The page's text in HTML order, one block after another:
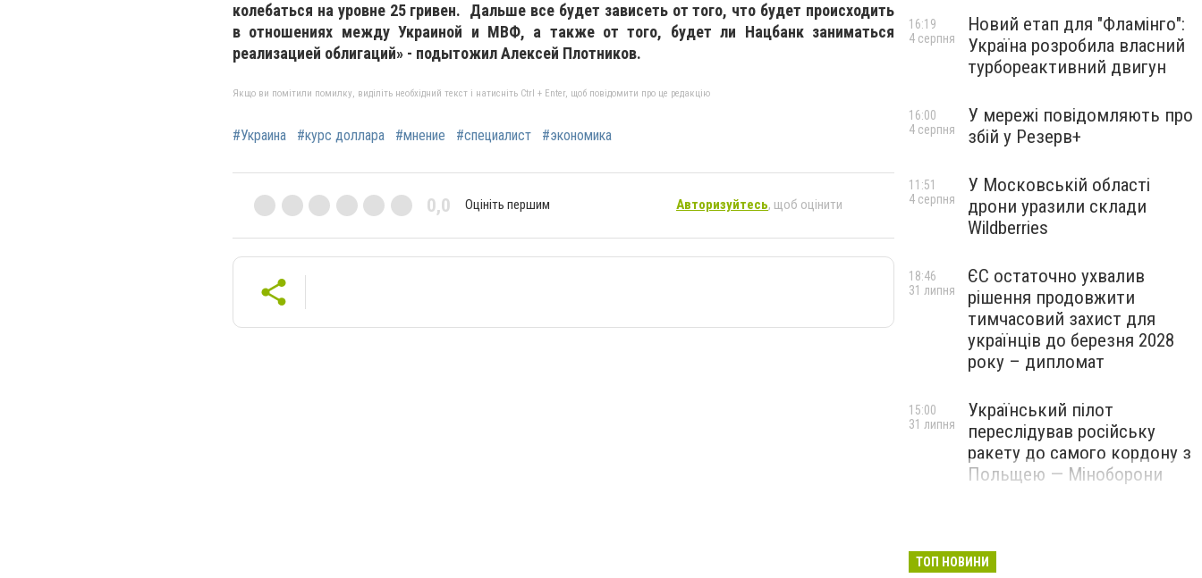
колебаться на уровне 25 гривен. Дальше все будет зависеть от того, что будет происходить
в отношениях между Украиной и МВФ, а также от того, будет ли Нацбанк заниматься
реализацией облигаций» - подытожил Алексей Плотников.
Якщо ви помітили помилку, виділіть необхідний текст і натисніть Ctrl + Enter, щоб повідомити про це редакцію
#Украина #курс доллара #мнение #специалист #экономика
0,0 Оцініть першим Авторизуйтесь, щоб оцінити
Новий етап для "Фламінго":
Україна розробила власний
турбореактивний двигун
16:19
4 серпня
У мережі повідомляють про
збій у Резерв+
16:00
4 серпня
У Московській області
дрони уразили склади
Wildberries
11:51
4 серпня
ЄС остаточно ухвалив
рішення продовжити
тимчасовий захист для
українців до березня 2028
року – дипломат
18:46
31 липня
Український пілот
переслідував російську
ракету до самого кордону з
Польщею — Міноборони
15:00
31 липня
ТОП НОВИНИ